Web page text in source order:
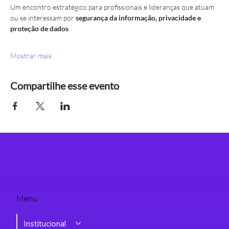
Um encontro estratégico para profissionais e lideranças que atuam
ou se interessam por segurança da informação, privacidade e
proteção de dados
Mostrar mais
Compartilhe esse evento
Menu
Institucional